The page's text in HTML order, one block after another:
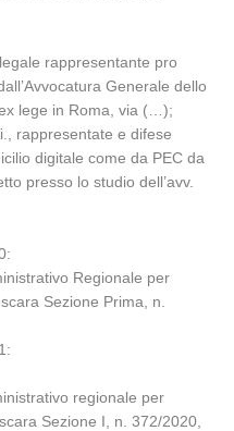
rappresentante pro
Generale dello
lege in Roma, via (…);
rappresentate e difese
digitale come da PEC da
presso lo studio dell’avv.
Regionale per
Sezione Prima, n.
regionale per
Sezione I, n. 372/2020,